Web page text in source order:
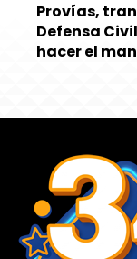
Provías,
Defensa
hacer el